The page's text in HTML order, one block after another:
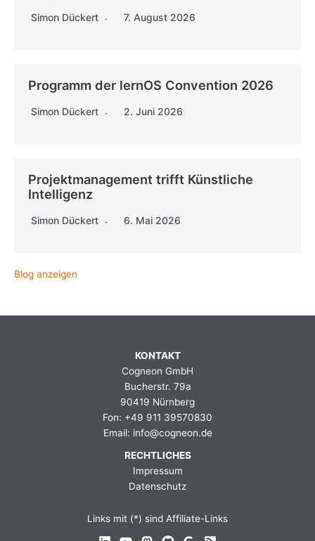
Simon Dückert 7. August 2026
Programm der lernOS Convention 2026
Simon Dückert 2. Juni 2026
Projektmanagement trifft Künstliche
Intelligenz
Simon Dückert 6. Mai 2026
Blog anzeigen
KONTAKT
Cogneon GmbH
Bucherstr. 79a
90419 Nürnberg
Fon: +49 911 39570830
Email: info@cogneon.de
RECHTLICHES
Impressum
Datenschutz
Links mit (*) sind Affiliate-Links